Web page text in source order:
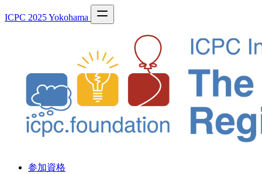
ICPC 2025 Yokohama
参加資格